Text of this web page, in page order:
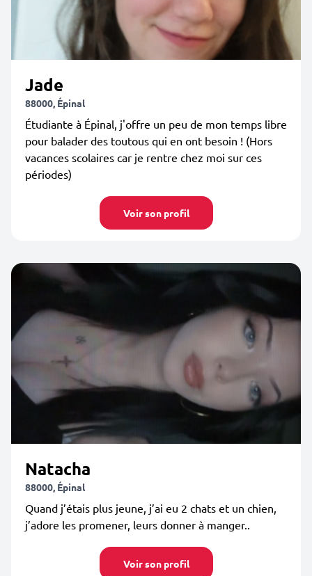
Jade
88000, Épinal
Étudiante à Épinal, j'offre un peu de mon temps libre
pour balader des toutous qui en ont besoin ! (Hors
vacances scolaires car je rentre chez moi sur ces
périodes)
Voir son profil
Natacha
88000, Épinal
Quand j’étais plus jeune, j’ai eu 2 chats et un chien,
j’adore les promener, leurs donner à manger..
Voir son profil